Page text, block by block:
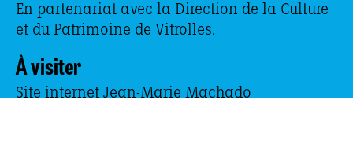
En partenariat avec la Direction de la Culture
et du Patrimoine de Vitrolles.
À visiter
Site internet Jean-Marie Machado